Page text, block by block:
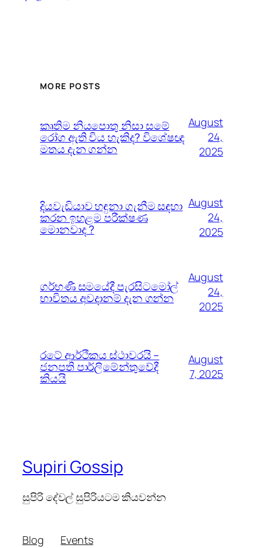
MORE POSTS
කෘතිම නියපොතු නිසා සමේ
රෝග ඇති විය හැකිද? විශේෂඥ
මතය දැන ගන්න
August
24,
2025
දියවැඩියාව හඳුනා ගැනීම සඳහා
කරන ඉහළම පරීක්ෂණ
මොනවාද ?
August
24,
2025
ගර්භණී සමයේදී පැරසිටමෝල්
භාවිතය අවදානම් දැන ගන්න
August
24,
2025
රටේ ආර්ථිකය ස්ථාවරයි –
ජනපති පාර්ලිමේන්තුවේදී
කියයි
August
7, 2025
Supiri Gossip
සුපිරි දේවල් සුපිරියටම කියවන්න
Blog
Events